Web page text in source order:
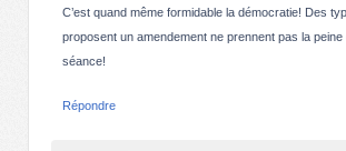
C’est quand même formidable la démocratie! Des
proposent un amendement ne prennent pas la
séance!
Répondre